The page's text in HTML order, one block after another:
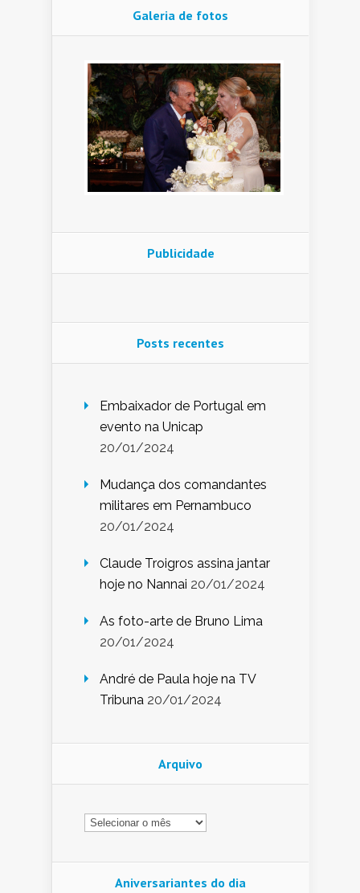
Galeria de fotos
Publicidade
Posts recentes
Embaixador de Portugal em
evento na Unicap
20/01/2024
Mudança dos comandantes
militares em Pernambuco
20/01/2024
Claude Troigros assina jantar
hoje no Nannai 20/01/2024
As foto-arte de Bruno Lima
20/01/2024
André de Paula hoje na TV
Tribuna 20/01/2024
Arquivo
Arquivo
Aniversariantes do dia